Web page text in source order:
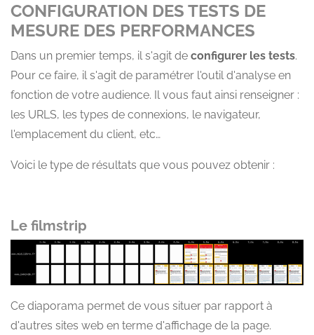
CONFIGURATION DES TESTS DE
MESURE DES PERFORMANCES
Dans un premier temps, il s'agit de configurer les tests.
Pour ce faire, il s'agit de paramétrer l'outil d'analyse en
fonction de votre audience. Il vous faut ainsi renseigner :
les URLS, les types de connexions, le navigateur,
l'emplacement du client, etc…
Voici le type de résultats que vous pouvez obtenir :
Le filmstrip
Ce diaporama permet de vous situer par rapport à
d'autres sites web en terme d'affichage de la page.